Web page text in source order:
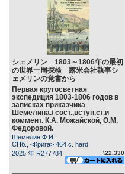
シェメリン 1803～1806年の最初
の世界一周探検 露米会社執事シ
ェメリンの覚書から
Первая кругосветная
экспедиция 1803-1806 годов в
записках приказчика
Шемелина./ сост.,вступ.ст.и
коммент. К.А. Можайской, О.М.
Федоровой.
Шемелин Ф.И.
СПб., <Крига> 464 c. hard
2025 年 R277784
\22,330